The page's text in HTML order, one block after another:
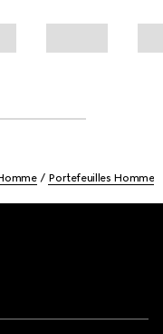
Portefeuilles Homme